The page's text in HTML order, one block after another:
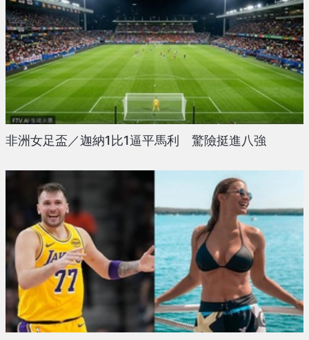
非洲女足盃／迦納1比1逼平馬利 驚險挺進八強